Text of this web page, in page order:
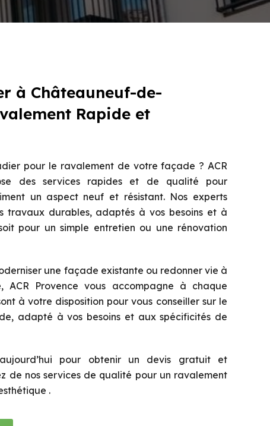
à Châteauneuf-de-
Rapide et
pour le ravalement de votre façade ? ACR
des services rapides et de qualité pour
un aspect neuf et résistant. Nos experts
travaux durables, adaptés à vos besoins et à
pour un simple entretien ou une rénovation
une façade existante ou redonner vie à
ACR Provence vous accompagne à chaque
à votre disposition pour vous conseiller sur le
adapté à vos besoins et aux spécificités de
pour obtenir un devis gratuit et
de nos services de qualité pour un ravalement
.